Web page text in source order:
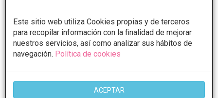
Este sitio web utiliza Cookies propias y de terceros
para recopilar información con la finalidad de mejorar
nuestros servicios, así como analizar sus hábitos de
navegación. Política de cookies
ACEPTAR
Dr Daniel de los Ríos
5 7 Opiniones